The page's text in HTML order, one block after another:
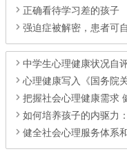
正确看待学习差的孩子
强迫症被解密，患者可
中学生心理健康状况自评及分析
心理健康写入《国务院关于推进服务业
把握社会心理健康需求 健
如何培养孩子的内驱力：
健全社会心理服务体系和危